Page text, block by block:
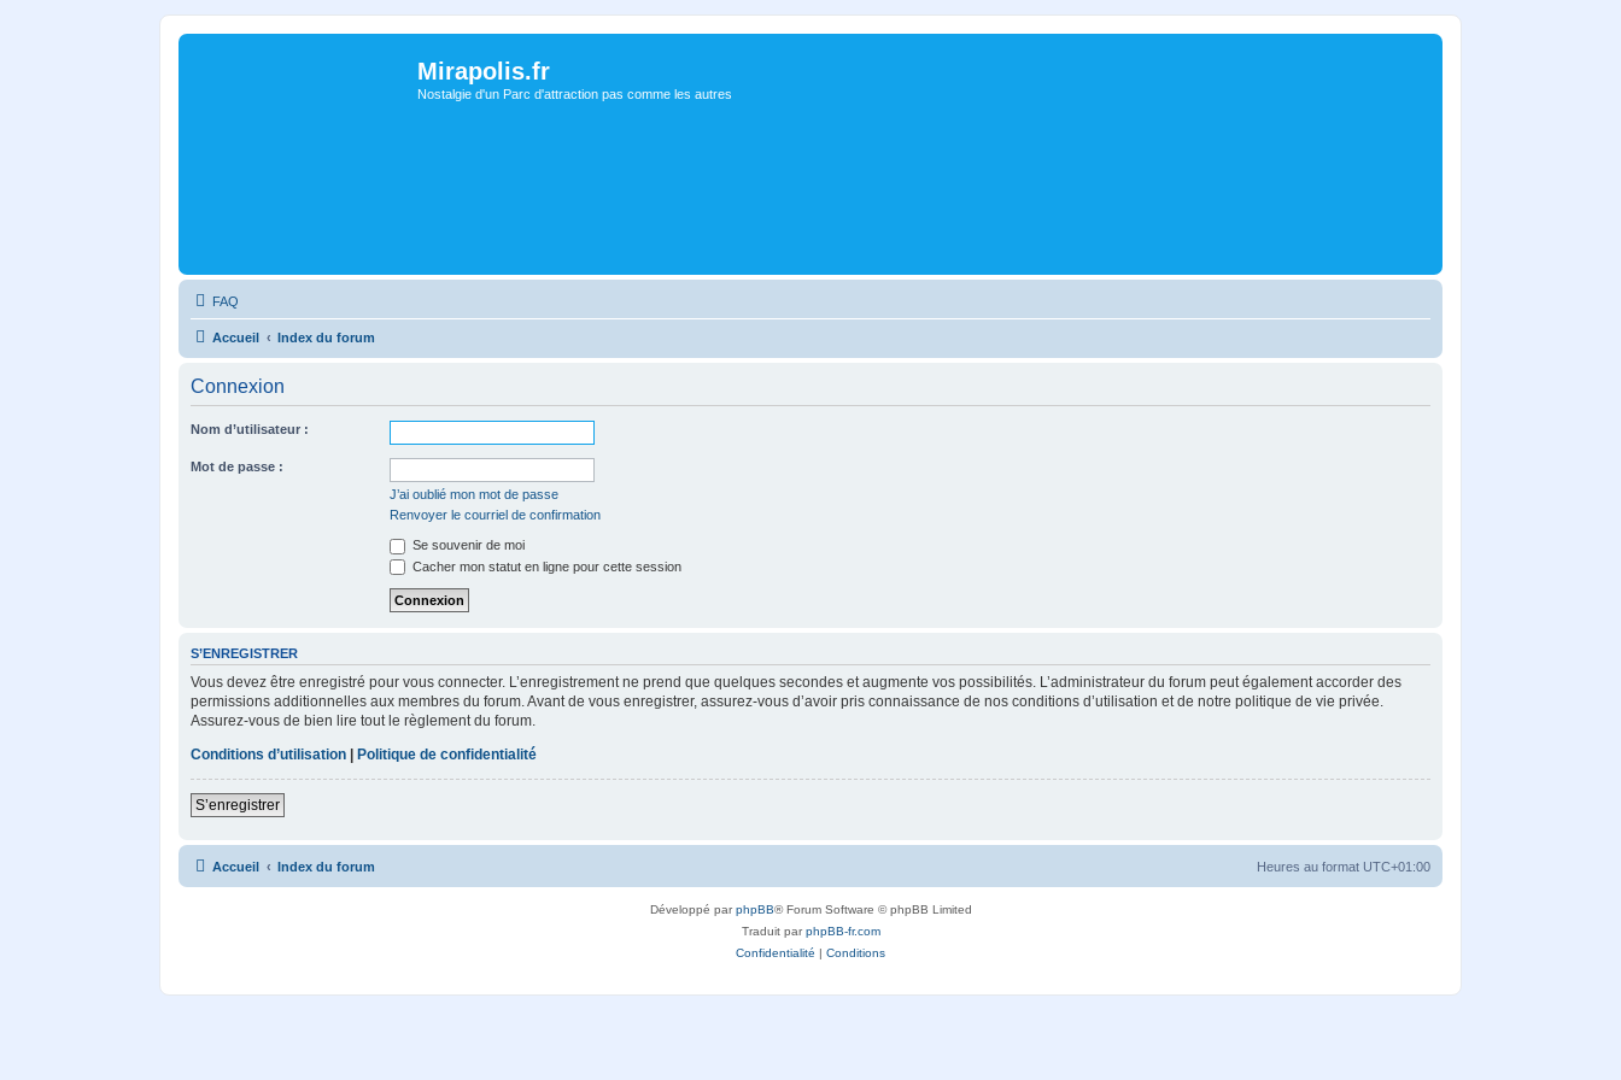
Mirapolis.fr
Nostalgie d'un Parc d'attraction pas comme les autres
FAQ
Accueil Index du forum
Connexion
Nom d’utilisateur :
Mot de passe :
J’ai oublié mon mot de passe
Renvoyer le courriel de confirmation
Se souvenir de moi
Cacher mon statut en ligne pour cette session
S’ENREGISTRER
Vous devez être enregistré pour vous connecter. L’enregistrement ne prend que quelques secondes et augmente vos possibilités. L’administrateur du forum peut également accorder des
permissions additionnelles aux membres du forum. Avant de vous enregistrer, assurez-vous d’avoir pris connaissance de nos conditions d’utilisation et de notre politique de vie privée.
Assurez-vous de bien lire tout le règlement du forum.
Conditions d’utilisation | Politique de confidentialité
S’enregistrer
Accueil Index du forum Heures au format UTC+01:00
Développé parphpBB® Forum Software © phpBB Limited
Traduit parphpBB-fr.com
Confidentialité | Conditions